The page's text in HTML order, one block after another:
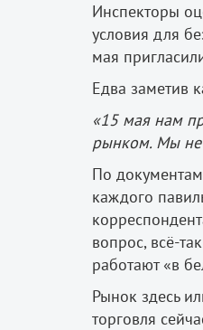
Инспекторы
условия для
мая
Едва заметив
«15 мая нам
рынком. Мы не
По
каждого
вопрос, всё­-
работают «в
Рынок здесь
торговля